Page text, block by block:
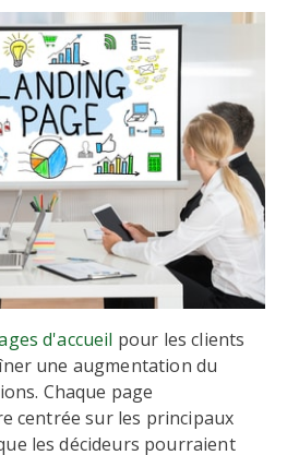
d'accueil pour les clients
une augmentation du
Chaque page
centrée sur les principaux
les décideurs pourraient